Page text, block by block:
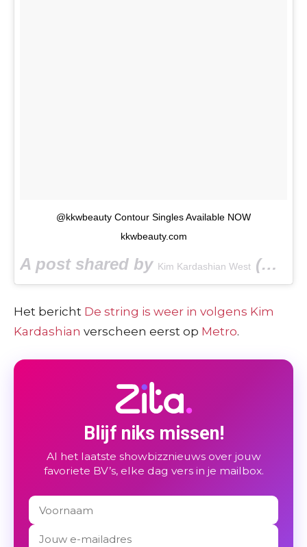
@kkwbeauty Contour Singles Available NOW
kkwbeauty.com
A post shared by Kim Kardashian West (@kimkardashian) on
Het bericht De string is weer in volgens Kim
Kardashian verscheen eerst op Metro.
Blijf niks missen!
Al het laatste showbizznieuws over jouw
favoriete BV’s, elke dag vers in je mailbox.